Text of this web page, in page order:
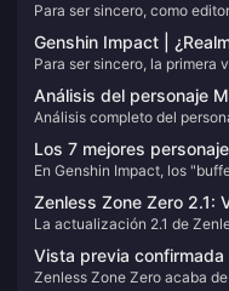
tiradas gratis + 5
Natlan por fin llega!
Para ser sincero, como
cinco años, la predicción
tiene un poco emocionado.
2025 podría ser la más
personaje de 5 estrellas a
doble de la primera recarga.
la gente ha estado
Genshin Impact |
Scaramouche? El viaje
caracol" hasta el
Para ser sincero, la primera
despiadado ejecutor
que la historia avanzaba,
personaje era mucho más
Análisis del personaje
completa sobre el
Análisis completo del
Obtén primogemas de
de BitTopup.
Los 7 mejores
específicas de
has construido?
En Genshin Impact, los
un elemento específico.
versátiles, pero su valor
cuando se usan
Zenless Zone Zero 2.1:
de Yoyo – ¿Existe una
La actualización 2.1 de
de la primera mitad: la
Vista previa
¡Versión de playa de
Zenless Zone Zero acaba